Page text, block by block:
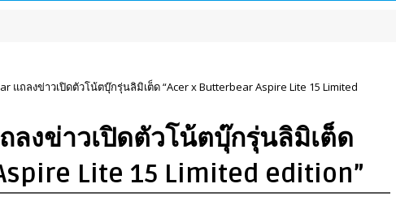
แถลงข่าวเปิดตัวโน้ตบุ๊กรุ่นลิมิเต็ด “Acer x Butterbear Aspire Lite 15 Limited
ลงข่าวเปิดตัวโน้ตบุ๊กรุ่นลิมิเต็ด
Lite 15 Limited edition”